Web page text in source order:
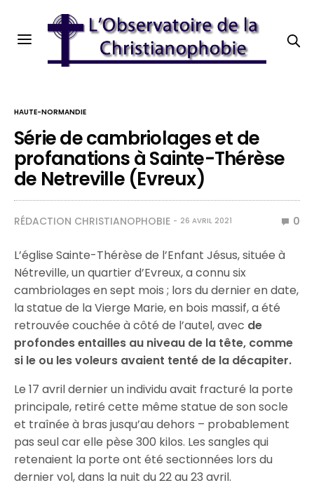
HAUTE-NORMANDIE
Série de cambriolages et de
profanations à Sainte-Thérèse
de Netreville (Evreux)
RÉDACTION CHRISTIANOPHOBIE 26 AVRIL 2021 0
L’église Sainte-Thérèse de l’Enfant Jésus, située à
Nétreville, un quartier d’Evreux, a connu six
cambriolages en sept mois ; lors du dernier en date,
la statue de la Vierge Marie, en bois massif, a été
retrouvée couchée à côté de l’autel, avec de
profondes entailles au niveau de la tête, comme
si le ou les voleurs avaient tenté de la décapiter.
Le 17 avril dernier un individu avait fracturé la porte
principale, retiré cette même statue de son socle
et traînée à bras jusqu’au dehors – probablement
pas seul car elle pèse 300 kilos. Les sangles qui
retenaient la porte ont été sectionnées lors du
dernier vol, dans la nuit du 22 au 23 avril.